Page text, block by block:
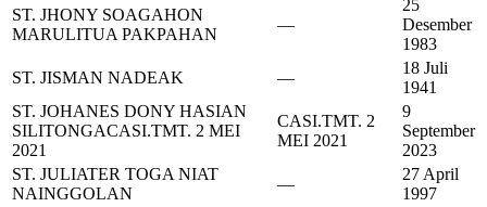
ST. JHONY SOAGAHON
MARULITUA PAKPAHAN
—
25
Desember
1983
ST. JISMAN NADEAK
—
18 Juli
1941
ST. JOHANES DONY HASIAN
SILITONGACASI.TMT. 2 MEI
2021
CASI.TMT. 2
MEI 2021
9
September
2023
ST. JULIATER TOGA NIAT
NAINGGOLAN
—
27 April
1997